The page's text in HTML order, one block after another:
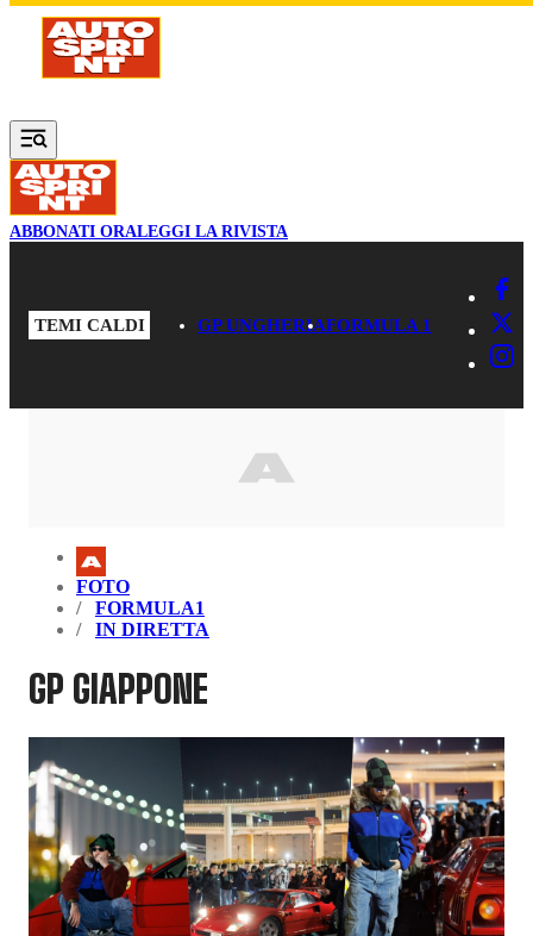
Vai al contenuto principale
ABBONATI ORALEGGI LA RIVISTA
TEMI CALDI GP UNGHERIAFORMULA 1
FOTO
FORMULA1
IN DIRETTA
GP GIAPPONE